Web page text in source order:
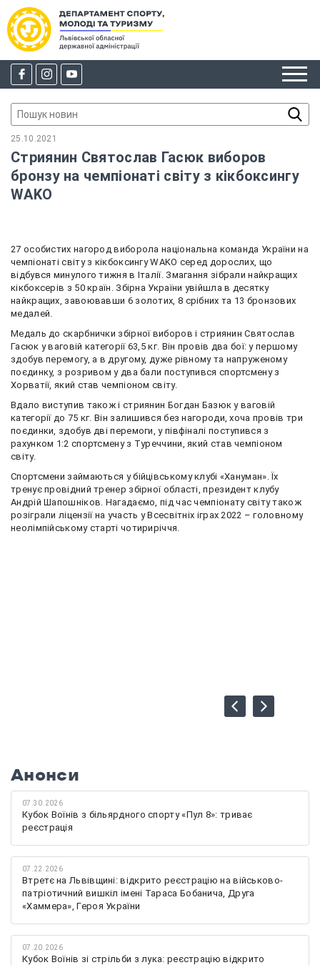
25.10.2021
Стриянин Святослав Гасюк виборов
бронзу на чемпіонаті світу з кікбоксингу
WAKO
27 особистих нагород виборола національна команда України на
чемпіонаті світу з кікбоксингу WAKO серед дорослих, що
відбувся минулого тижня в Італії. Змагання зібрали найкращих
кікбоксерів з 50 країн. Збірна України увійшла в десятку
найкращих, завоювавши 6 золотих, 8 срібних та 13 бронзових
медалей.
Медаль до скарбнички збірної виборов і стриянин Святослав
Гасюк у ваговій категорії 63,5 кг. Він провів два бої: у першому
здобув перемогу, а в другому, дуже рівному та напруженому
поєдинку, з розривом у два бали поступився спортсмену з
Хорватії, який став чемпіоном світу.
Вдало виступив також і стриянин Богдан Базюк у ваговій
категорії до 75 кг. Він залишився без нагороди, хоча провів три
поєдинки, здобув дві перемоги, у півфіналі поступився з
рахунком 1:2 спортсмену з Туреччини, який став чемпіоном
світу.
Спортсмени займаються у бійцівському клубі «Хануман». Їх
тренує провідний тренер збірної області, президент клубу
Андрій Шапошніков. Нагадаємо, під час чемпіонату світу також
розіграли ліцензії на участь у Всесвітніх іграх 2022 – головному
неолімпійському старті чотириріччя.
Анонси
07.30.2026
Кубок Воїнів з більярдного спорту «Пул 8»: триває
реєстрація
07.22.2026
Втретє на Львівщині: відкрито реєстрацію на військово-
патріотичний вишкіл імені Тараса Бобанича, Друга
«Хаммера», Героя України
07.20.2026
Кубок Воїнів зі стрільби з лука: реєстрацію відкрито